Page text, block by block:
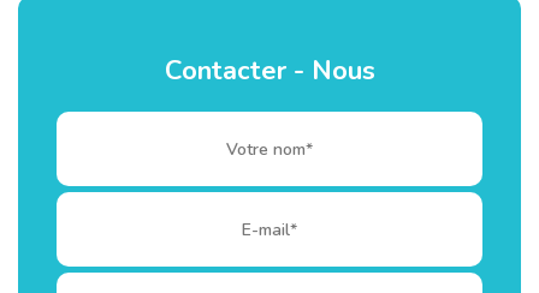
Contacter - Nous